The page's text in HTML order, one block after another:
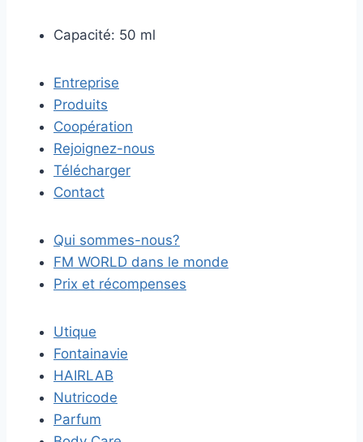
Capacité: 50 ml
Entreprise
Produits
Coopération
Rejoignez-nous
Télécharger
Contact
Qui sommes-nous?
FM WORLD dans le monde
Prix et récompenses
Utique
Fontainavie
HAIRLAB
Nutricode
Parfum